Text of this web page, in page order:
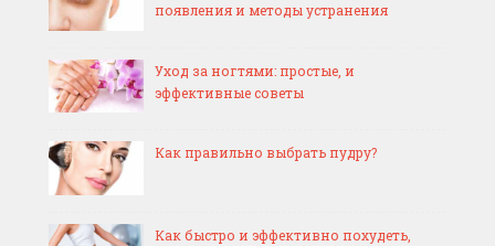
появления и методы устранения
Уход за ногтями: простые, и
эффективные советы
Как правильно выбрать пудру?
Как быстро и эффективно похудеть,